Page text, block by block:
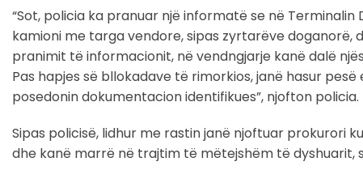
“Sot, policia ka pranuar një informatë se në Terminalin
kamioni me targa vendore, sipas zyrtarëve doganorë,
pranimit të informacionit, në vendngjarje kanë dalë
Pas hapjes së bllokadave të rimorkios, janë hasur
posedonin dokumentacion identifikues”, njofton policia.
Sipas policisë, lidhur me rastin janë njoftuar prokurori
dhe kanë marrë në trajtim të mëtejshëm të dyshuarit,